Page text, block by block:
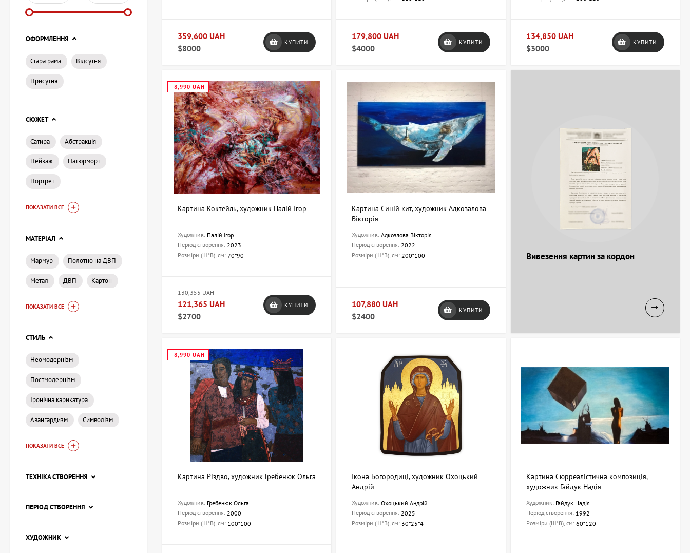
359,600 UAH
$8000
КУПИТИ
179,800 UAH
$4000
КУПИТИ
134,850 UAH
$3000
КУПИТИ
-8,990 UAH
Картина Коктейль, художник Палій Ігор
Художник: Палій Ігор
Період створення: 2023
Розміри (Ш*В), см: 70*90
130,355 UAH
121,365 UAH
$2700
КУПИТИ
Картина Синій кит, художник Адкозалова
Вікторія
Художник:Адкозлова Вікторія
Період створення: 2022
Розміри (Ш*В), см: 200*100
107,880 UAH
$2400
КУПИТИ
Вивезення картин за кордон
-8,990 UAH
Картина Різдво, художник Гребенюк Ольга
Художник: Гребенюк Ольга
Період створення: 2000
Розміри (Ш*В), см: 100*100
Ікона Богородиці, художник Охоцький
Андрій
Художник:Охоцький Андрій
Період створення: 2025
Розміри (Ш*В), см: 30*25*4
Картина Сюрреалістична композиція,
художник Гайдук Надія
Художник: Гайдук Надія
Період створення: 1992
Розміри (Ш*В), см: 60*120
ОФОРМЛЕННЯ
Стара рама Відсутня
Присутня
СЮЖЕТ
Сатира Абстракція
Пейзаж Натюрморт
Портрет
ПОКАЗАТИ ВСЕ
МАТЕРІАЛ
Мармур Полотно на ДВП
Метал ДВП Картон
ПОКАЗАТИ ВСЕ
СТИЛЬ
Неомодернізм
Постмодернізм
Іронічна карикатура
Авангардизм Символізм
ПОКАЗАТИ ВСЕ
ТЕХНІКА СТВОРЕННЯ
ПЕРІОД СТВОРЕННЯ
ХУДОЖНИК Картина Пірс, художниця